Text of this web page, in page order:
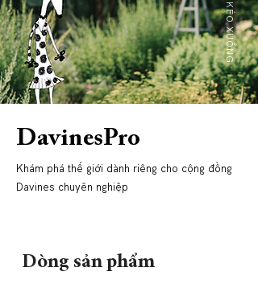
​KÉO XUỐNG
DavinesPro
Khám phá thế giới dành riêng cho cộng đồng
Davines chuyên nghiệp
Dòng sản phẩm